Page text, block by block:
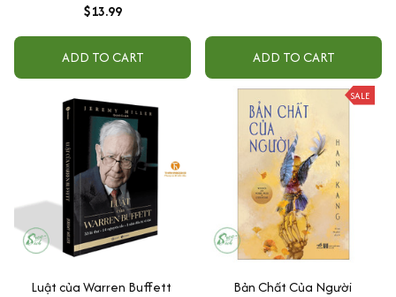
$13.99
ADD TO CART ADD TO CART
Luật của Warren Buffett
SALE
Bản Chất Của Người